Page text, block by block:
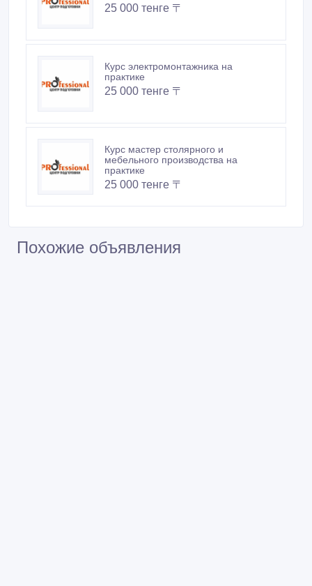
25 000 тенге 〒
Курс электромонтажника на
практике
25 000 тенге 〒
Курс мастер столярного и
мебельного производства на
практике
25 000 тенге 〒
Похожие объявления